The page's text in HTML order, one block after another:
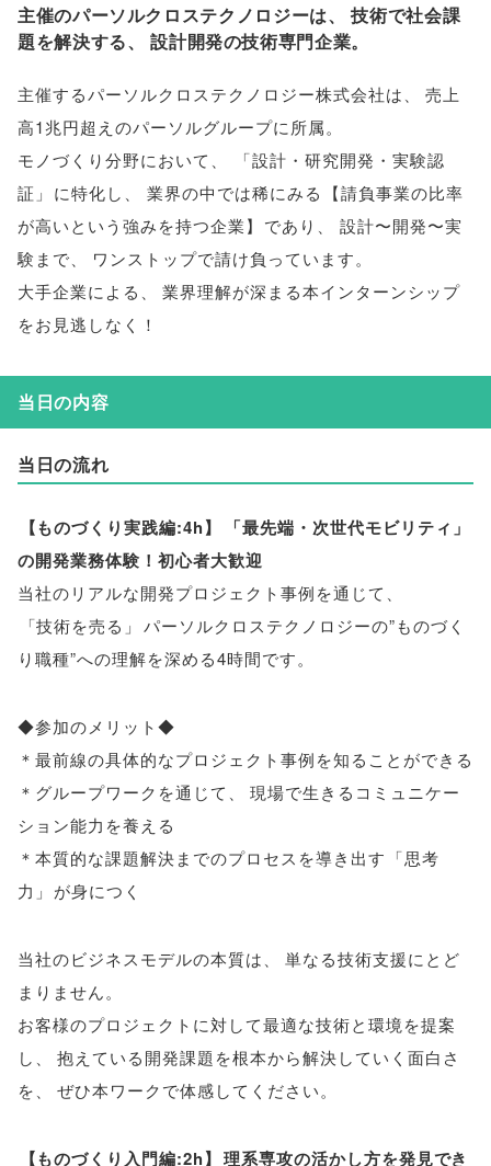
主催のパーソルクロステクノロジーは、
技術で社会課
題を解決する、 設計開発の技術専門企業。
主催するパーソルクロステクノロジー株式会社は
売上
高1兆円超えのパーソルグループに所属。
モノづくり分野において
「設計・研究開発・実験認
証 」 に特化し 業界の中では稀にみる 【請負事業の比率
が高いという強みを持つ企業】 であり
設計〜開発〜実
験まで
ワンストップで請け負っています。
大手企業による
業界理解が深まる本インターンシップ
をお見逃しなく！
当日の内容
当日の流れ
【ものづくり実践編:4h】 「最先端・次世代モビリティ 」
の開発業務体験！初心者大歓迎
当社のリアルな開発プロジェクト事例を通じて
「技術を売る 」 パーソルクロステクノロジーの”ものづく
り職種”への理解を深める4時間です。
◆参加のメリット◆
＊最前線の具体的なプロジェクト事例を知ることができる
＊グループワークを通じて
現場で生きるコミュニケー
ション能力を養える
＊本質的な課題解決までのプロセスを導き出す 「思考
力 」 が身につく
当社のビジネスモデルの本質は
単なる技術支援にとど
まりません。
お客様のプロジェクトに対して最適な技術と環境を提案
し
抱えている開発課題を根本から解決していく面白さ
を
ぜひ本ワークで体感してください。
【ものづくり入門編:2h】 理系専攻の活かし方を発見でき